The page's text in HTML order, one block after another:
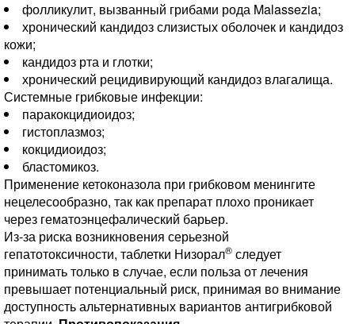
фолликулит, вызванный грибами рода Malassezia;
хронический кандидоз слизистых оболочек и кандидоз
кожи;
кандидоз рта и глотки;
хронический рецидивирующий кандидоз влагалища.
Системные грибковые инфекции:
паракокцидиоидоз;
гистоплазмоз;
кокцидиоидоз;
бластомикоз.
Применение кетоконазола при грибковом менингите
нецелесообразно, так как препарат плохо проникает
через гематоэнцефалический барьер.
Из-за риска возникновения серьезной
гепатотоксичности, таблетки Низорал® следует
принимать только в случае, если польза от лечения
превышает потенциальный риск, принимая во внимание
доступность альтернативных вариантов антигрибковой